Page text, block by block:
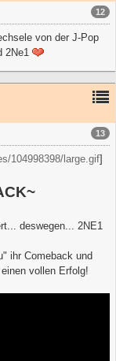
12
von der J-Pop
2Ne1
13
104998398/large.gif]
deswegen... 2NE1
ihr Comeback und
vollen Erfolg!